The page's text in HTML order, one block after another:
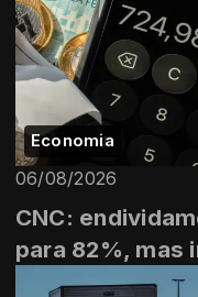
Economia
06/08/2026
CNC:
para 82%, mas